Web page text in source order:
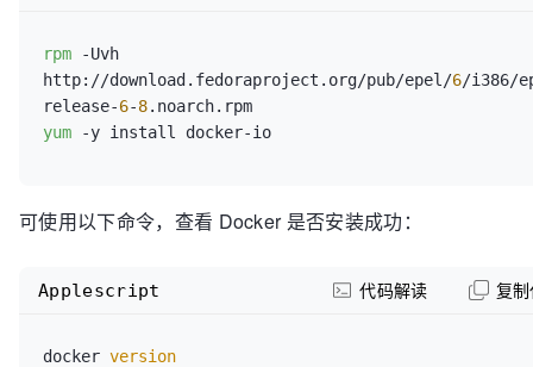
rpm -Uvh
http://download.fedoraproject.org/pub/epel/6/i386/
release-6-8
yum
可使用以下命令，查看 Docker 是否安装成功：
docker version
Applescript 代码解读 复